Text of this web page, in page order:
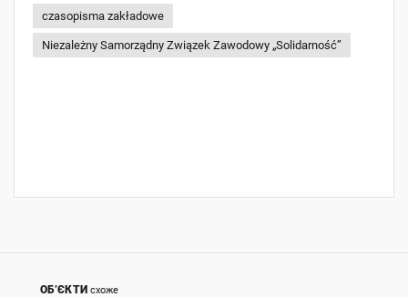
czasopisma zakładowe
Niezależny Samorządny Związek Zawodowy „Solidarność”
ОБ’ЄКТИ схоже